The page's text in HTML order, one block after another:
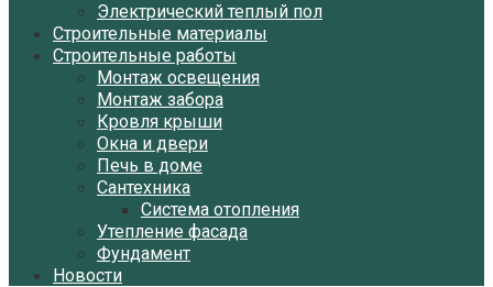
Электрический теплый пол
Строительные материалы
Строительные работы
Монтаж освещения
Монтаж забора
Кровля крыши
Окна и двери
Печь в доме
Сантехника
Система отопления
Утепление фасада
Фундамент
Новости